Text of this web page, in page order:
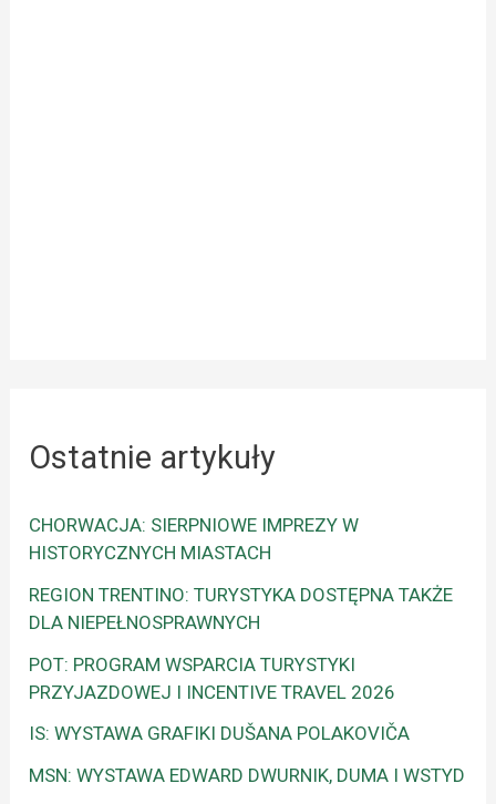
Ostatnie artykuły
CHORWACJA: SIERPNIOWE IMPREZY W
HISTORYCZNYCH MIASTACH
REGION TRENTINO: TURYSTYKA DOSTĘPNA TAKŻE
DLA NIEPEŁNOSPRAWNYCH
POT: PROGRAM WSPARCIA TURYSTYKI
PRZYJAZDOWEJ I INCENTIVE TRAVEL 2026
IS: WYSTAWA GRAFIKI DUŠANA POLAKOVIČA
MSN: WYSTAWA EDWARD DWURNIK, DUMA I WSTYD